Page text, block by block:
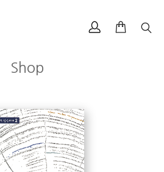
Shop
223 × 152 mm